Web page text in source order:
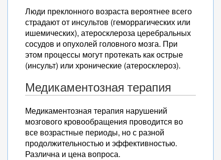
Ноотропные препараты
Антикоагулянты и
антиагреганты
Гомеопатические средства
К какому врачу обратиться
Антагонисты кальция
Альфа-адреноблокаторы
Спазмолитики
Препараты, улучшающие
состояние крови
Люди преклонного возраста вероятнее всего
страдают от инсультов (геморрагических или
ишемических), атеросклероза церебральных
сосудов и опухолей головного мозга. При
этом процессы могут протекать как острые
(инсульт) или хронические (атеросклероз).
Медикаментозная терапия
Медикаментозная терапия нарушений
мозгового кровообращения проводится во
все возрастные периоды, но с разной
продолжительностью и эффективностью.
Различна и цена вопроса.